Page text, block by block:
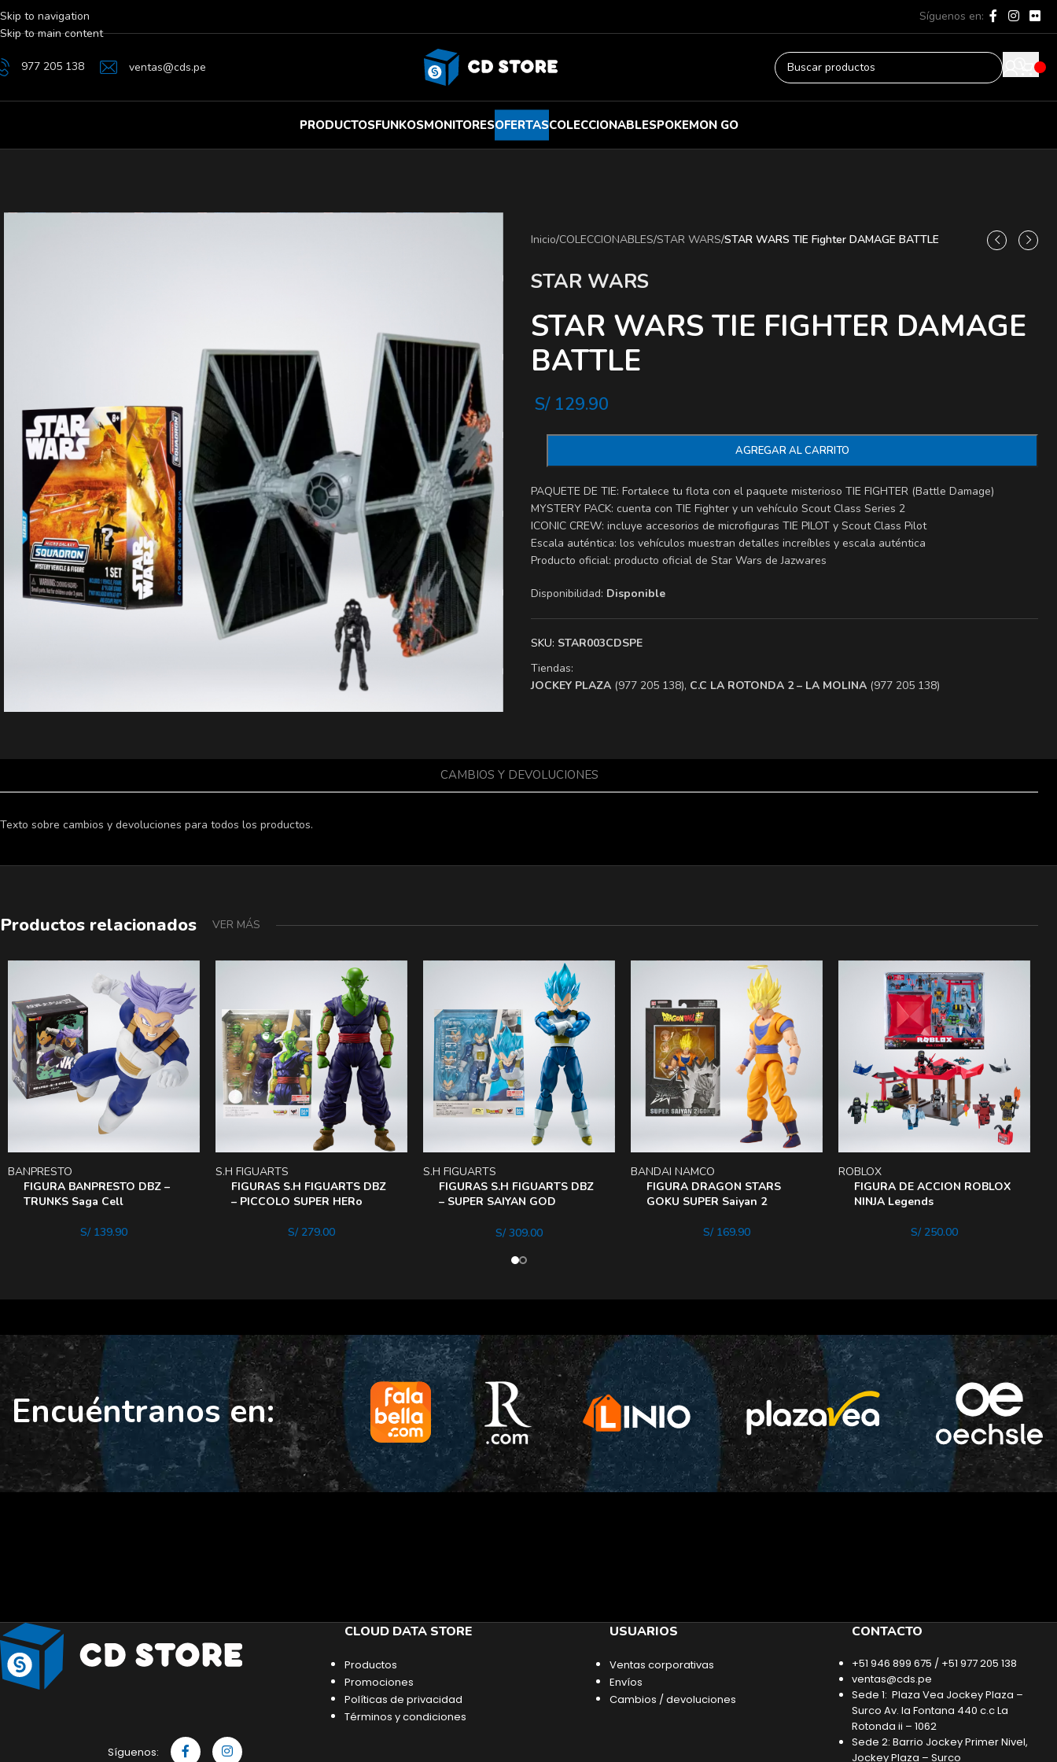
Skip to navigation
Skip to main content
Síguenos en:
977 205 138 ventas@cds.pe
PRODUCTOSFUNKOSMONITORESOFERTASCOLECCIONABLESPOKEMON GO
Inicio/COLECCIONABLES/STAR WARS/STAR WARS TIE Fighter DAMAGE BATTLE
STAR WARS
STAR WARS TIE FIGHTER DAMAGE
BATTLE
S/129.90
AGREGAR AL CARRITO
PAQUETE DE TIE: Fortalece tu flota con el paquete misterioso TIE FIGHTER (Battle Damage)
MYSTERY PACK: cuenta con TIE Fighter y un vehículo Scout Class Series 2
ICONIC CREW: incluye accesorios de microfiguras TIE PILOT y Scout Class Pilot
Escala auténtica: los vehículos muestran detalles increíbles y escala auténtica
Producto oficial: producto oficial de Star Wars de Jazwares
Disponibilidad: Disponible
SKU: STAR003CDSPE
Tiendas:
​JOCKEY PLAZA (977 205 138), ​C.C LA ROTONDA 2 – LA MOLINA (977 205 138)
CAMBIOS Y DEVOLUCIONES
Texto sobre cambios y devoluciones para todos los productos.
Productos relacionados VER MÁS
FIGURA BANPRESTO DBZ –
TRUNKS Saga Cell
BANPRESTO
S/139.90
FIGURAS S.H FIGUARTS DBZ
– PICCOLO SUPER HERo
S.H FIGUARTS
S/279.00
FIGURAS S.H FIGUARTS DBZ
– SUPER SAIYAN GOD
SAIYAN PRIDe
S.H FIGUARTS
S/309.00
FIGURA DRAGON STARS
GOKU SUPER Saiyan 2
BANDAI NAMCO
S/169.90
FIGURA DE ACCION ROBLOX
NINJA Legends
ROBLOX
S/250.00
Encuéntranos en:
Síguenos:
CLOUD DATA STORE
Productos
Promociones
Políticas de privacidad
Términos y condiciones
USUARIOS
Ventas corporativas
Envíos
Cambios / devoluciones
CONTACTO
+51 946 899 675 / +51 977 205 138
ventas@cds.pe
Sede 1: Plaza Vea Jockey Plaza –
Surco Av. la Fontana 440 c.c La
Rotonda ii – 1062
Sede 2: Barrio Jockey Primer Nivel,
Jockey Plaza – Surco